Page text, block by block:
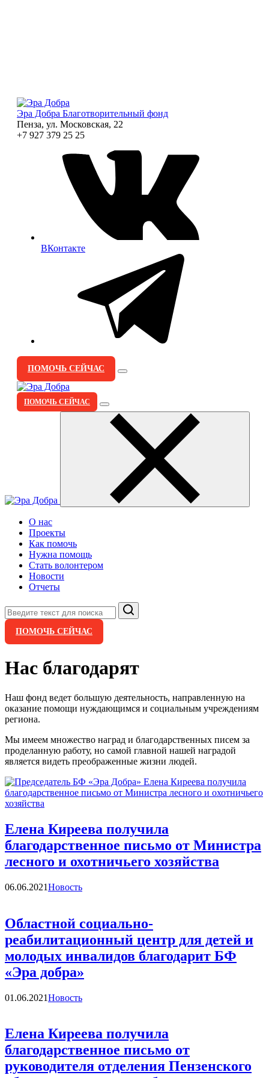
Эра Добра Благотворительный фонд
Пенза, ул. Московская, 22
+7 927 379 25 25
ВКонтакте
ПОМОЧЬ СЕЙЧАС
ПОМОЧЬ СЕЙЧАС
О нас
Проекты
Как помочь
Нужна помощь
Стать волонтером
Новости
Отчеты
Поиск
ПОМОЧЬ СЕЙЧАС
Нас благодарят
Наш фонд ведет большую деятельность, направленную на
оказание помощи нуждающимся и социальным учреждениям
региона.
Мы имеем множество наград и благодарственных писем за
проделанную работу, но самой главной нашей наградой
является видеть преображенные жизни людей.
Елена Киреева получила
благодарственное письмо от Министра
лесного и охотничьего хозяйства
06.06.2021Категории
Новость
Областной социально-
реабилитационный центр для детей и
молодых инвалидов благодарит БФ
«Эра добра»
01.06.2021Категории
Новость
Елена Киреева получила
благодарственное письмо от
руководителя отделения Пензенского